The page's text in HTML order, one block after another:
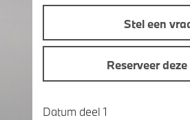
Stel een
Reserveer
Datum deel 1